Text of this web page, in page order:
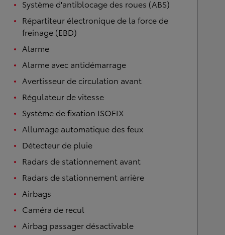
Système d'antiblocage des roues (ABS)
Répartiteur électronique de la force de
freinage (EBD)
Alarme
Alarme avec antidémarrage
Avertisseur de circulation avant
Régulateur de vitesse
Système de fixation ISOFIX
Allumage automatique des feux
Détecteur de pluie
Radars de stationnement avant
Radars de stationnement arrière
Airbags
Caméra de recul
Airbag passager désactivable